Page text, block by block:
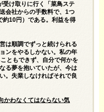
受け取りに行く「菜鳥ステ
会社からの手数料で、1つ
約10円）である。利益を得
は順調でずっと続けられる
ンをやるしかない。私の年
ともできず、自分で何かを
る夢を抱いていたが、今は
。失業しなければそれで良
かわなくてはならない気